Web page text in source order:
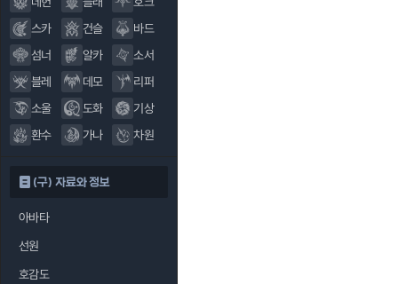
스카
건슬
바드
섬너
알카
소서
블레
데모
리퍼
소울
도화
기상
환수
가나 차원
(구) 자료와 정보
아바타
선원
호감도